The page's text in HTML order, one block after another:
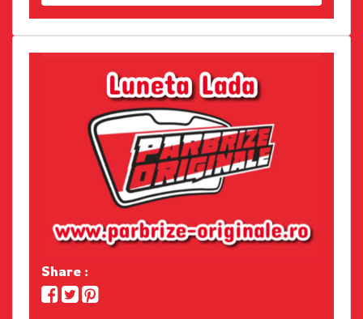
Share :